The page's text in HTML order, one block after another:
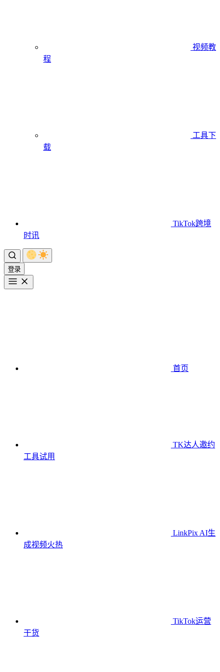
视频教
程
工具下
载
TikTok跨境
时讯
登录
首页
TK达人邀约
工具试用
LinkPix AI生
成视频火热
TikTok运营
干货